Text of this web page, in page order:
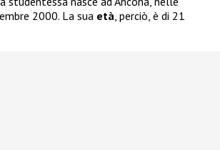
2000. La sua età, perciò, è di 21